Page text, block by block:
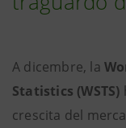
A dicembre, la
Statistics (WSTS)
crescita del